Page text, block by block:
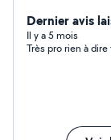
Dernier avis
Il y a 5 mois
Très pro rien à